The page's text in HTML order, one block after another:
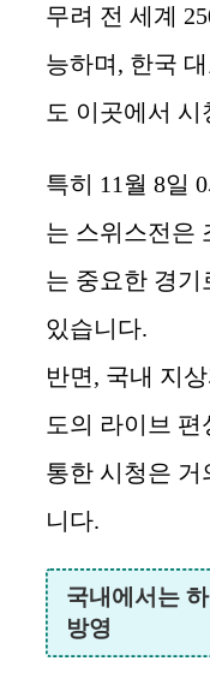
무려 전 세계
능하며, 한국
도 이곳에서
특히 11월 8일
는 스위스전은
는 중요한 경기
있습니다.
반면, 국내 지
도의 라이브
통한 시청은
니다.
국내에서는
방영